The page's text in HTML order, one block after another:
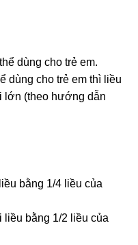
dùng cho trẻ em.
dùng cho trẻ em thì liều
lớn (theo hướng dẫn
bằng 1/4 liều của
liều bằng 1/2 liều của